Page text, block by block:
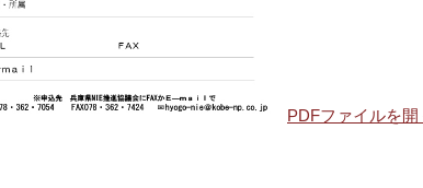
PDFファイルを開